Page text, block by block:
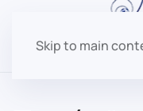
Skip to main